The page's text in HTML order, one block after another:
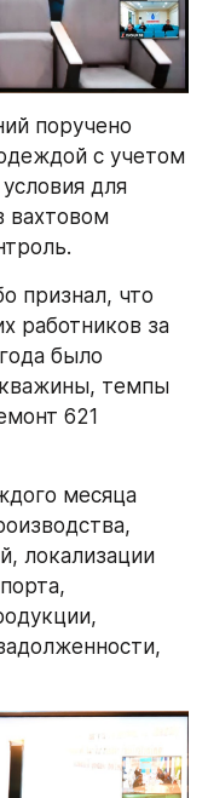
поручено
с учетом
для
вахтовом
признал, что
работников за
было
темпы
621
месяца
локализации